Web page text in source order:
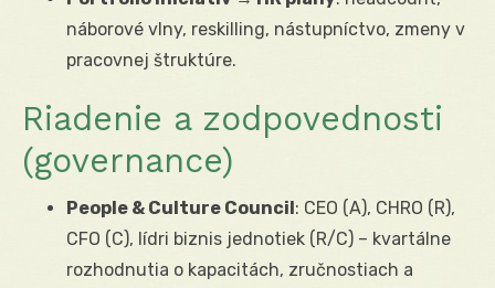
náborové vlny, reskilling, nástupníctvo, zmeny v
pracovnej štruktúre.
Riadenie a zodpovednosti
(governance)
People & Culture Council: CEO (A), CHRO (R),
CFO (C), lídri biznis jednotiek (R/C) – kvartálne
rozhodnutia o kapacitách, zručnostiach a